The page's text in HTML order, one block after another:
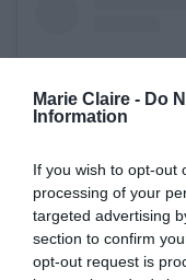
Marie Claire - Do
Information
If you wish to opt-out
processing of your
targeted advertising
section to confirm
opt-out request is